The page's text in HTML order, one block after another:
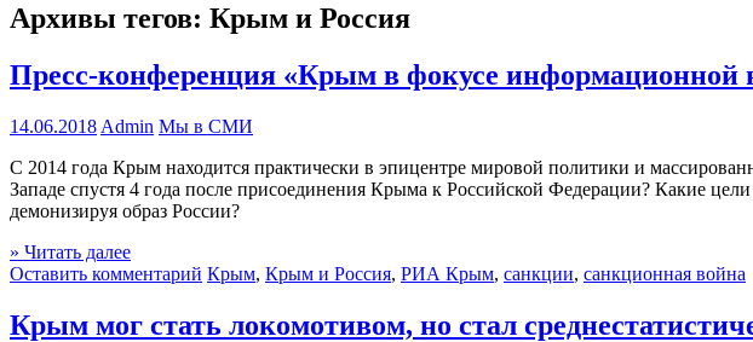
Архивы тегов: Крым и Россия
Пресс-конференция «Крым в фокусе информационной
14.06.2018 Admin Мы в СМИ
С 2014 года Крым находится практически в эпицентре мировой политики и
Западе спустя 4 года после присоединения Крыма к Российской Федерации? Какие
демонизируя образ России?
» Читать далее
Оставить комментарий Крым, Крым и Россия, РИА Крым, санкции, санкционная война
Крым мог стать локомотивом, но стал